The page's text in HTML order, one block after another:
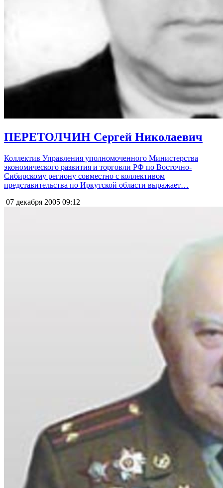
ПЕРЕТОЛЧИН Сергей Николаевич
Коллектив Управления уполномоченного Министерства
экономического развития и торговли РФ по Восточно-
Сибирскому региону совместно с коллективом
представительства по Иркутской области выражает…
07 декабря 2005 09:12